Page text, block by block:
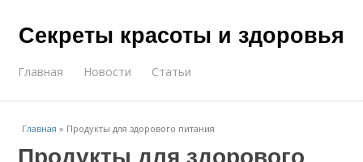
Секреты красоты и здоровья
Главная Новости Статьи
Главная » Продукты для здорового питания
Продукты для здорового